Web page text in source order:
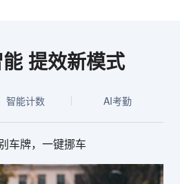
提效新模式
智能计数 AI考勤
车牌，一键挪车